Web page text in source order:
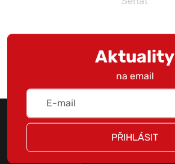
Aktuality
na email
PŘIHLÁSIT